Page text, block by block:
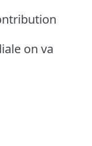
on va